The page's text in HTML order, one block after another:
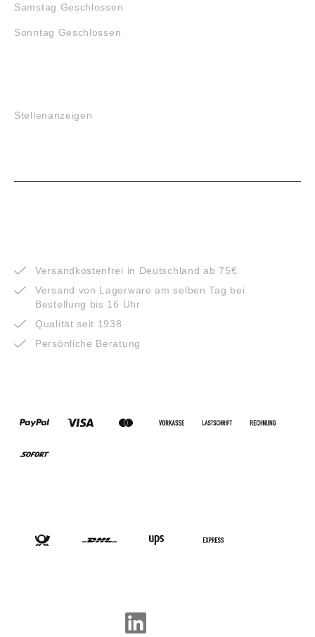
Samstag Geschlossen
Sonntag Geschlossen
Stellenanzeigen
Versandkostenfrei in Deutschland ab 75€
Versand von Lagerware am selben Tag bei
Bestellung bis 16 Uhr
Qualität seit 1938
Persönliche Beratung